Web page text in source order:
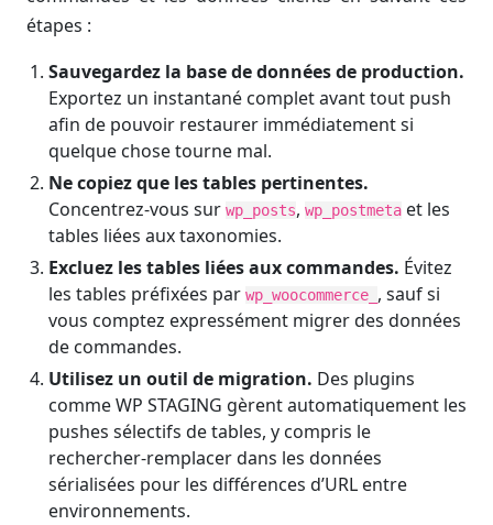
étapes :
Sauvegardez la base de données de production.
Exportez un instantané complet avant tout push
afin de pouvoir restaurer immédiatement si
quelque chose tourne mal.
Ne copiez que les tables pertinentes.
Concentrez-vous sur wp_posts, wp_postmeta et les
tables liées aux taxonomies.
Excluez les tables liées aux commandes. Évitez
les tables préfixées par wp_woocommerce_ , sauf si
vous comptez expressément migrer des données
de commandes.
Utilisez un outil de migration. Des plugins
comme WP STAGING gèrent automatiquement les
pushes sélectifs de tables, y compris le
rechercher-remplacer dans les données
sérialisées pour les différences d’URL entre
environnements.